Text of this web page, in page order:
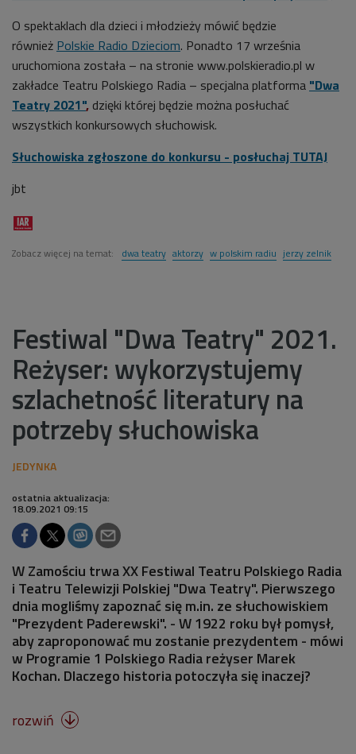
O spektaklach dla dzieci i młodzieży mówić będzie
również Polskie Radio Dzieciom. Ponadto 17 września
uruchomiona została – na stronie www.polskieradio.pl w
zakładce Teatru Polskiego Radia – specjalna platforma "Dwa
Teatry 2021", dzięki której będzie można posłuchać
wszystkich konkursowych słuchowisk.
Słuchowiska zgłoszone do konkursu - posłuchaj TUTAJ
jbt
Zobacz więcej na temat: dwa teatry aktorzy w polskim radiu jerzy zelnik
Festiwal "Dwa Teatry" 2021.
Reżyser: wykorzystujemy
szlachetność literatury na
potrzeby słuchowiska
ostatnia aktualizacja:
18.09.2021 09:15
W Zamościu trwa XX Festiwal Teatru Polskiego Radia
i Teatru Telewizji Polskiej "Dwa Teatry". Pierwszego
dnia mogliśmy zapoznać się m.in. ze słuchowiskiem
"Prezydent Paderewski". - W 1922 roku był pomysł,
aby zaproponować mu zostanie prezydentem - mówi
w Programie 1 Polskiego Radia reżyser Marek
Kochan. Dlaczego historia potoczyła się inaczej?
rozwiń 